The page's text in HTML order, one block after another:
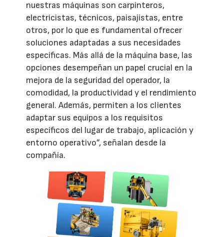
nuestras máquinas son carpinteros,
electricistas, técnicos, paisajistas, entre
otros, por lo que es fundamental ofrecer
soluciones adaptadas a sus necesidades
específicas. Más allá de la máquina base, las
opciones desempeñan un papel crucial en la
mejora de la seguridad del operador, la
comodidad, la productividad y el rendimiento
general. Además, permiten a los clientes
adaptar sus equipos a los requisitos
específicos del lugar de trabajo, aplicación y
entorno operativo”, señalan desde la
compañía.